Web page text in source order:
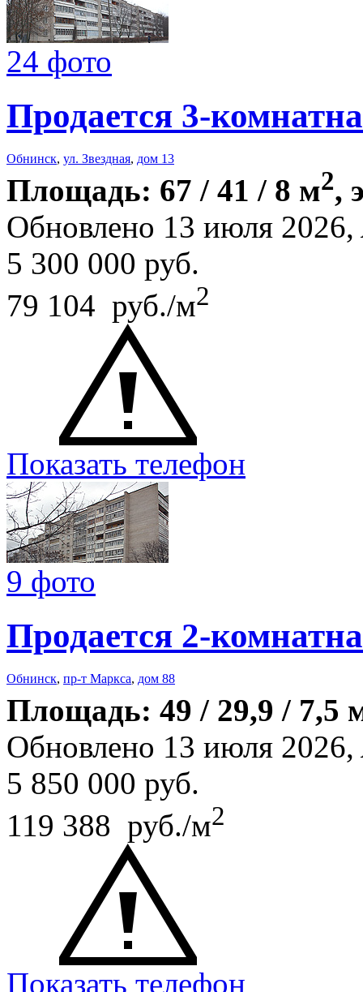
24 фото
Продается 3-
Обнинск, ул. Звездная, дом 13
Площадь: 67 / 41 / 8 м2,
Обновлено 13 июля 2026,
5 300 000 руб.
79 104 руб./м2
Показать телефон
9 фото
Продается 2-
Обнинск, пр-т Маркса, дом 88
Площадь: 49 / 29,9 / 7,5
Обновлено 13 июля 2026,
5 850 000 руб.
119 388 руб./м2
Показать телефон